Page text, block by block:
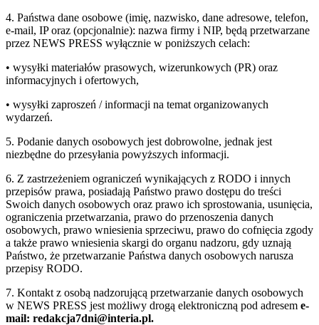
4. Państwa dane osobowe (imię, nazwisko, dane adresowe, telefon,
e-mail, IP oraz (opcjonalnie): nazwa firmy i NIP, będą przetwarzane
przez NEWS PRESS wyłącznie w poniższych celach:
• wysyłki materiałów prasowych, wizerunkowych (PR) oraz
informacyjnych i ofertowych,
• wysyłki zaproszeń / informacji na temat organizowanych
wydarzeń.
5. Podanie danych osobowych jest dobrowolne, jednak jest
niezbędne do przesyłania powyższych informacji.
6. Z zastrzeżeniem ograniczeń wynikających z RODO i innych
przepisów prawa, posiadają Państwo prawo dostępu do treści
Swoich danych osobowych oraz prawo ich sprostowania, usunięcia,
ograniczenia przetwarzania, prawo do przenoszenia danych
osobowych, prawo wniesienia sprzeciwu, prawo do cofnięcia zgody
a także prawo wniesienia skargi do organu nadzoru, gdy uznają
Państwo, że przetwarzanie Państwa danych osobowych narusza
przepisy RODO.
7. Kontakt z osobą nadzorującą przetwarzanie danych osobowych
w NEWS PRESS jest możliwy drogą elektroniczną pod adresem e-
mail: redakcja7dni@interia.pl.